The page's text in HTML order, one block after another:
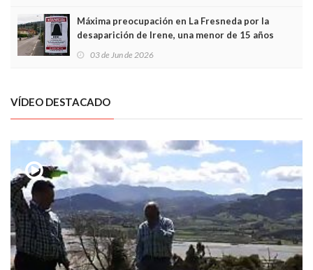
Máxima preocupación en La Fresneda por la
desaparición de Irene, una menor de 15 años
03 de Jun de 2026
VÍDEO DESTACADO